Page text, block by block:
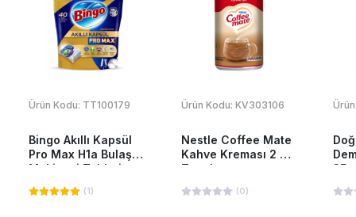
Ürün Kodu: TT100179
Bingo Akıllı Kapsül
Pro Max H1a Bulaşık
Makinesi Tableti
40'Lı
(1)
Ürün Kodu: KV303106
Nestle Coffee Mate
Kahve Kreması 2 Kg
Teneke
(0)